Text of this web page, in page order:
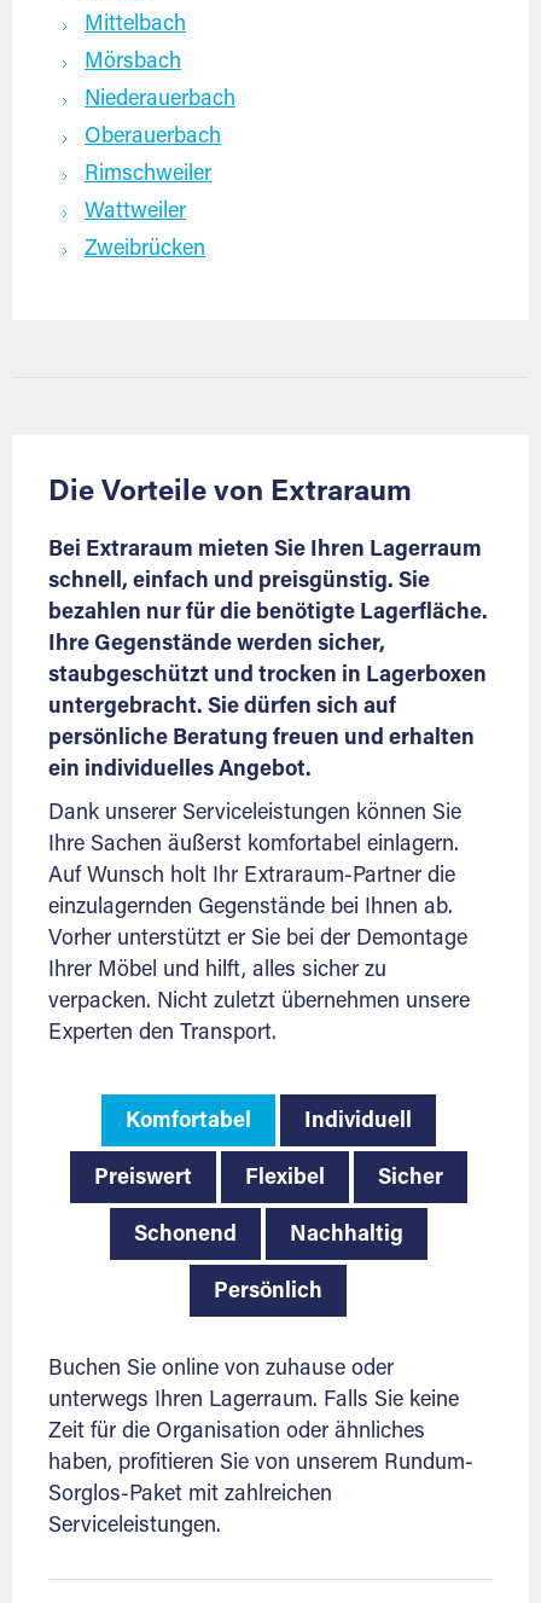
Mittelbach
Mörsbach
Niederauerbach
Oberauerbach
Rimschweiler
Wattweiler
Zweibrücken
Die Vorteile von Extraraum
Bei Extraraum mieten Sie Ihren Lagerraum
schnell, einfach und preisgünstig. Sie
bezahlen nur für die benötigte Lagerfläche.
Ihre Gegenstände werden sicher,
staubgeschützt und trocken in Lagerboxen
untergebracht. Sie dürfen sich auf
persönliche Beratung freuen und erhalten
ein individuelles Angebot.
Dank unserer Serviceleistungen können Sie
Ihre Sachen äußerst komfortabel einlagern.
Auf Wunsch holt Ihr Extraraum-Partner die
einzulagernden Gegenstände bei Ihnen ab.
Vorher unterstützt er Sie bei der Demontage
Ihrer Möbel und hilft, alles sicher zu
verpacken. Nicht zuletzt übernehmen unsere
Experten den Transport.
Komfortabel Individuell
Preiswert Flexibel Sicher
Schonend Nachhaltig
Persönlich
Buchen Sie online von zuhause oder
unterwegs Ihren Lagerraum. Falls Sie keine
Zeit für die Organisation oder ähnliches
haben, profitieren Sie von unserem Rundum-
Sorglos-Paket mit zahlreichen
Serviceleistungen.